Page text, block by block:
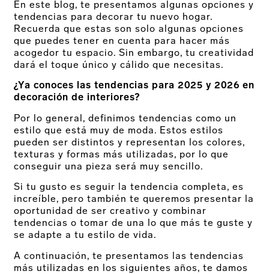
En este blog, te presentamos algunas opciones y
tendencias para decorar tu nuevo hogar.
Recuerda que estas son solo algunas opciones
que puedes tener en cuenta para hacer más
acogedor tu espacio. Sin embargo, tu creatividad
dará el toque único y cálido que necesitas.
¿Ya conoces las tendencias para 2025 y 2026 en
decoración de interiores?
Por lo general, definimos tendencias como un
estilo que está muy de moda. Estos estilos
pueden ser distintos y representan los colores,
texturas y formas más utilizadas, por lo que
conseguir una pieza será muy sencillo.
Si tu gusto es seguir la tendencia completa, es
increíble, pero también te queremos presentar la
oportunidad de ser creativo y combinar
tendencias o tomar de una lo que más te guste y
se adapte a tu estilo de vida.
A continuación, te presentamos las tendencias
más utilizadas en los siguientes años, te damos